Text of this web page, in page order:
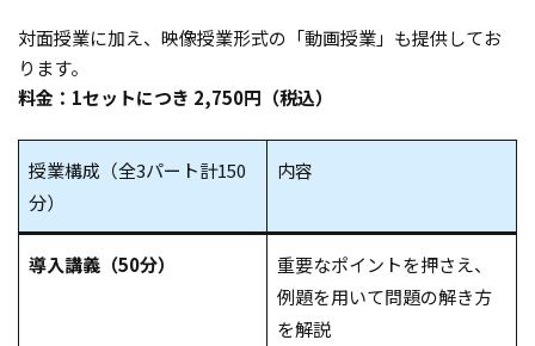
対面授業に加え、映像授業形式の「動画授業」も提供してお
ります。
料金：1セットにつき 2,750円（税込）
授業構成（全3パート計150
分）
内容
導入講義（50分）
重要なポイントを押さえ、
例題を用いて問題の解き方
を解説